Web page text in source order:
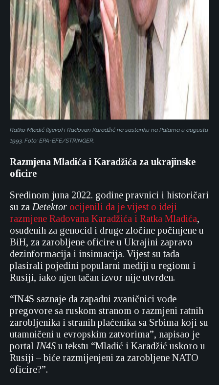
Ratko Mladić (lijevo) i Radovan Karadžić na sastanku na Palama u augustu
1993. Foto: EPA-EFE/STRINGER.
Razmjena Mladića i Karadžića za ukrajinske
oficire
Sredinom juna 2022. godine pravnici i historičari
su za Detektor ocijenili da je vijest o ideji
razmjene Radovana Karadžića i Ratka Mladića,
osuđenih za genocid i druge zločine počinjene u
BiH, za zarobljene oficire u Ukrajini zapravo
dezinformacija i insinuacija. Vijest su tada
plasirali pojedini popularni mediji u regionu i
Rusiji, iako njen tačan izvor nije utvrđen.
“IN4S saznaje da zapadni zvaničnici vode
pregovore sa ruskom stranom o razmjeni ratnih
zarobljenika i stranih plaćenika sa Srbima koji su
utamničeni u evropskim zatvorima”, napisao je
portal IN4S u tekstu “Mladić i Karadžić uskoro u
Rusiji – biće razmijenjeni za zarobljene NATO
oficire?”.